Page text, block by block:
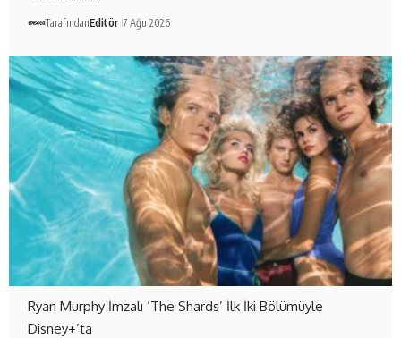
TarafındanEditör 7 Ağu 2026
Ryan Murphy İmzalı ‘The Shards’ İlk İki Bölümüyle
Disney+’ta